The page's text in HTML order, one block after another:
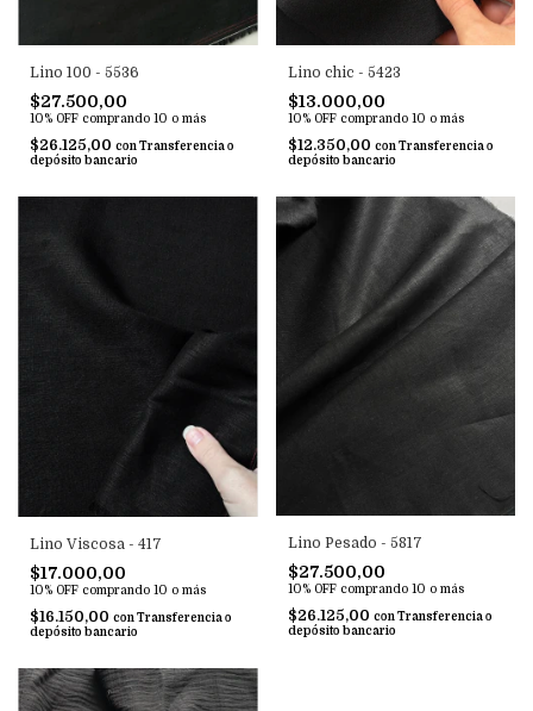
Lino 100 - 5536
$27.500,00
10% OFF comprando 10 o más
$26.125,00 con Transferencia o
depósito bancario
Lino chic - 5423
$13.000,00
10% OFF comprando 10 o más
$12.350,00 con Transferencia o
depósito bancario
Lino Viscosa - 417
$17.000,00
10% OFF comprando 10 o más
$16.150,00 con Transferencia o
depósito bancario
Lino Pesado - 5817
$27.500,00
10% OFF comprando 10 o más
$26.125,00 con Transferencia o
depósito bancario